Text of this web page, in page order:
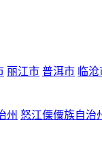
丽江市 普洱市 临
州 怒江傈僳族自治